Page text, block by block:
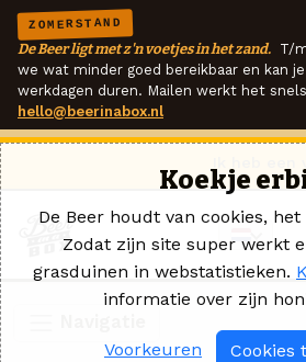
ZOMERSTAND
De Beer ligt met z'n voetjes in het zand. T/
we wat minder goed bereikbaar en kan
werkdagen duren. Mailen werkt het
hello@beerinabox.nl
Koekje
De Beer houdt van cookies,
Zodat zijn site super werkt
grasduinen in webstatistieken.
informatie over zijn
Voorkeuren Cookies